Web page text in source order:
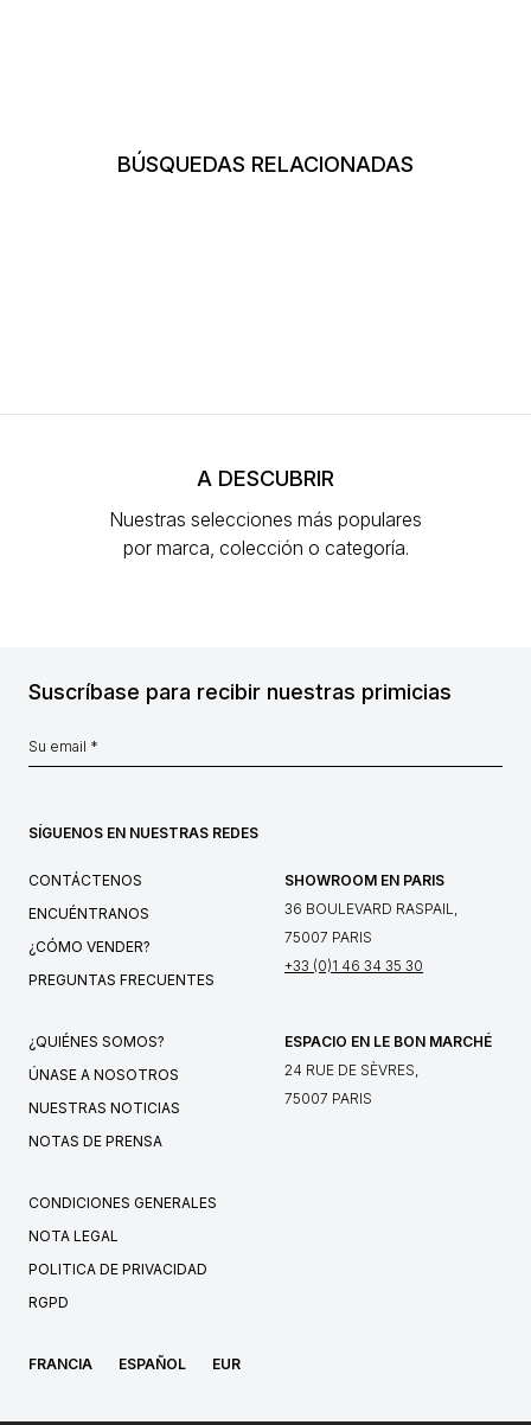
BÚSQUEDAS RELACIONADAS
A DESCUBRIR
Nuestras selecciones más populares
por marca, colección o categoría.
Suscríbase para recibir nuestras primicias
SÍGUENOS EN NUESTRAS REDES
CONTÁCTENOS
ENCUÉNTRANOS
¿CÓMO VENDER?
PREGUNTAS FRECUENTES
SHOWROOM EN PARIS
36 BOULEVARD RASPAIL,
75007 PARIS
+33 (0)1 46 34 35 30
¿QUIÉNES SOMOS?
ÚNASE A NOSOTROS
NUESTRAS NOTICIAS
NOTAS DE PRENSA
ESPACIO EN LE BON MARCHÉ
24 RUE DE SÈVRES,
75007 PARIS
CONDICIONES GENERALES
NOTA LEGAL
POLITICA DE PRIVACIDAD
RGPD
FRANCIA ESPAÑOL EUR